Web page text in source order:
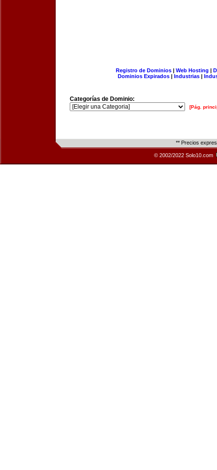
Registro de Dominios| Web Hosting |
Dominios Expirados | Industrias |
Categorías de Dominio:
[Pág.
** Precios
© 2002/2022 Solo10.com